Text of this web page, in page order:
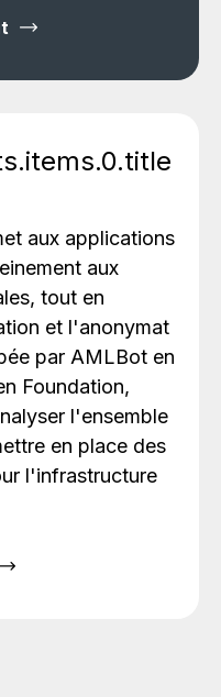
aux applications
aux
tout en
et l'anonymat
par AMLBot en
Foundation,
l'ensemble
en place des
l'infrastructure